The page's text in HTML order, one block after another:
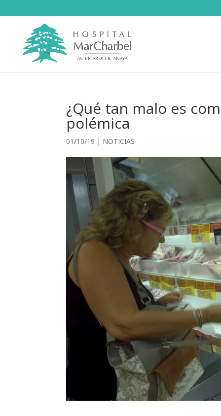
¿Qué tan malo es
polémica
01/10/19 | NOTICIAS